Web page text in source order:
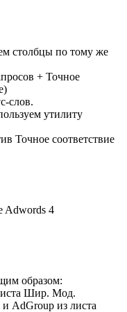
столбцы по тому же
+ Точное
слов.
утилиту
Точное соответствие
образом:
Шир. Мод.
AdGroup из листа